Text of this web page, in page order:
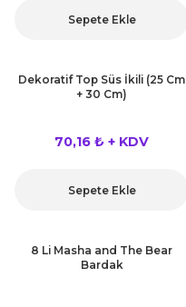
Sepete Ekle
Dekoratif Top Süs İkili (25 Cm
+ 30 Cm)
70,16 ₺ + KDV
Sepete Ekle
8 Li Masha and The Bear
Bardak